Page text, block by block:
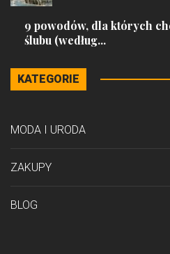
9 powodów, dla których
ślubu (według...
KATEGORIE
MODA I URODA
ZAKUPY
BLOG